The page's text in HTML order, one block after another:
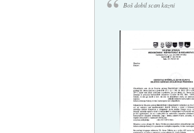
Boš dobil scan kazni